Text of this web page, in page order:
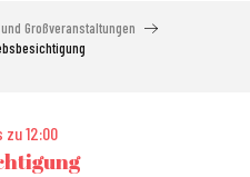
Großveranstaltungen
12:00